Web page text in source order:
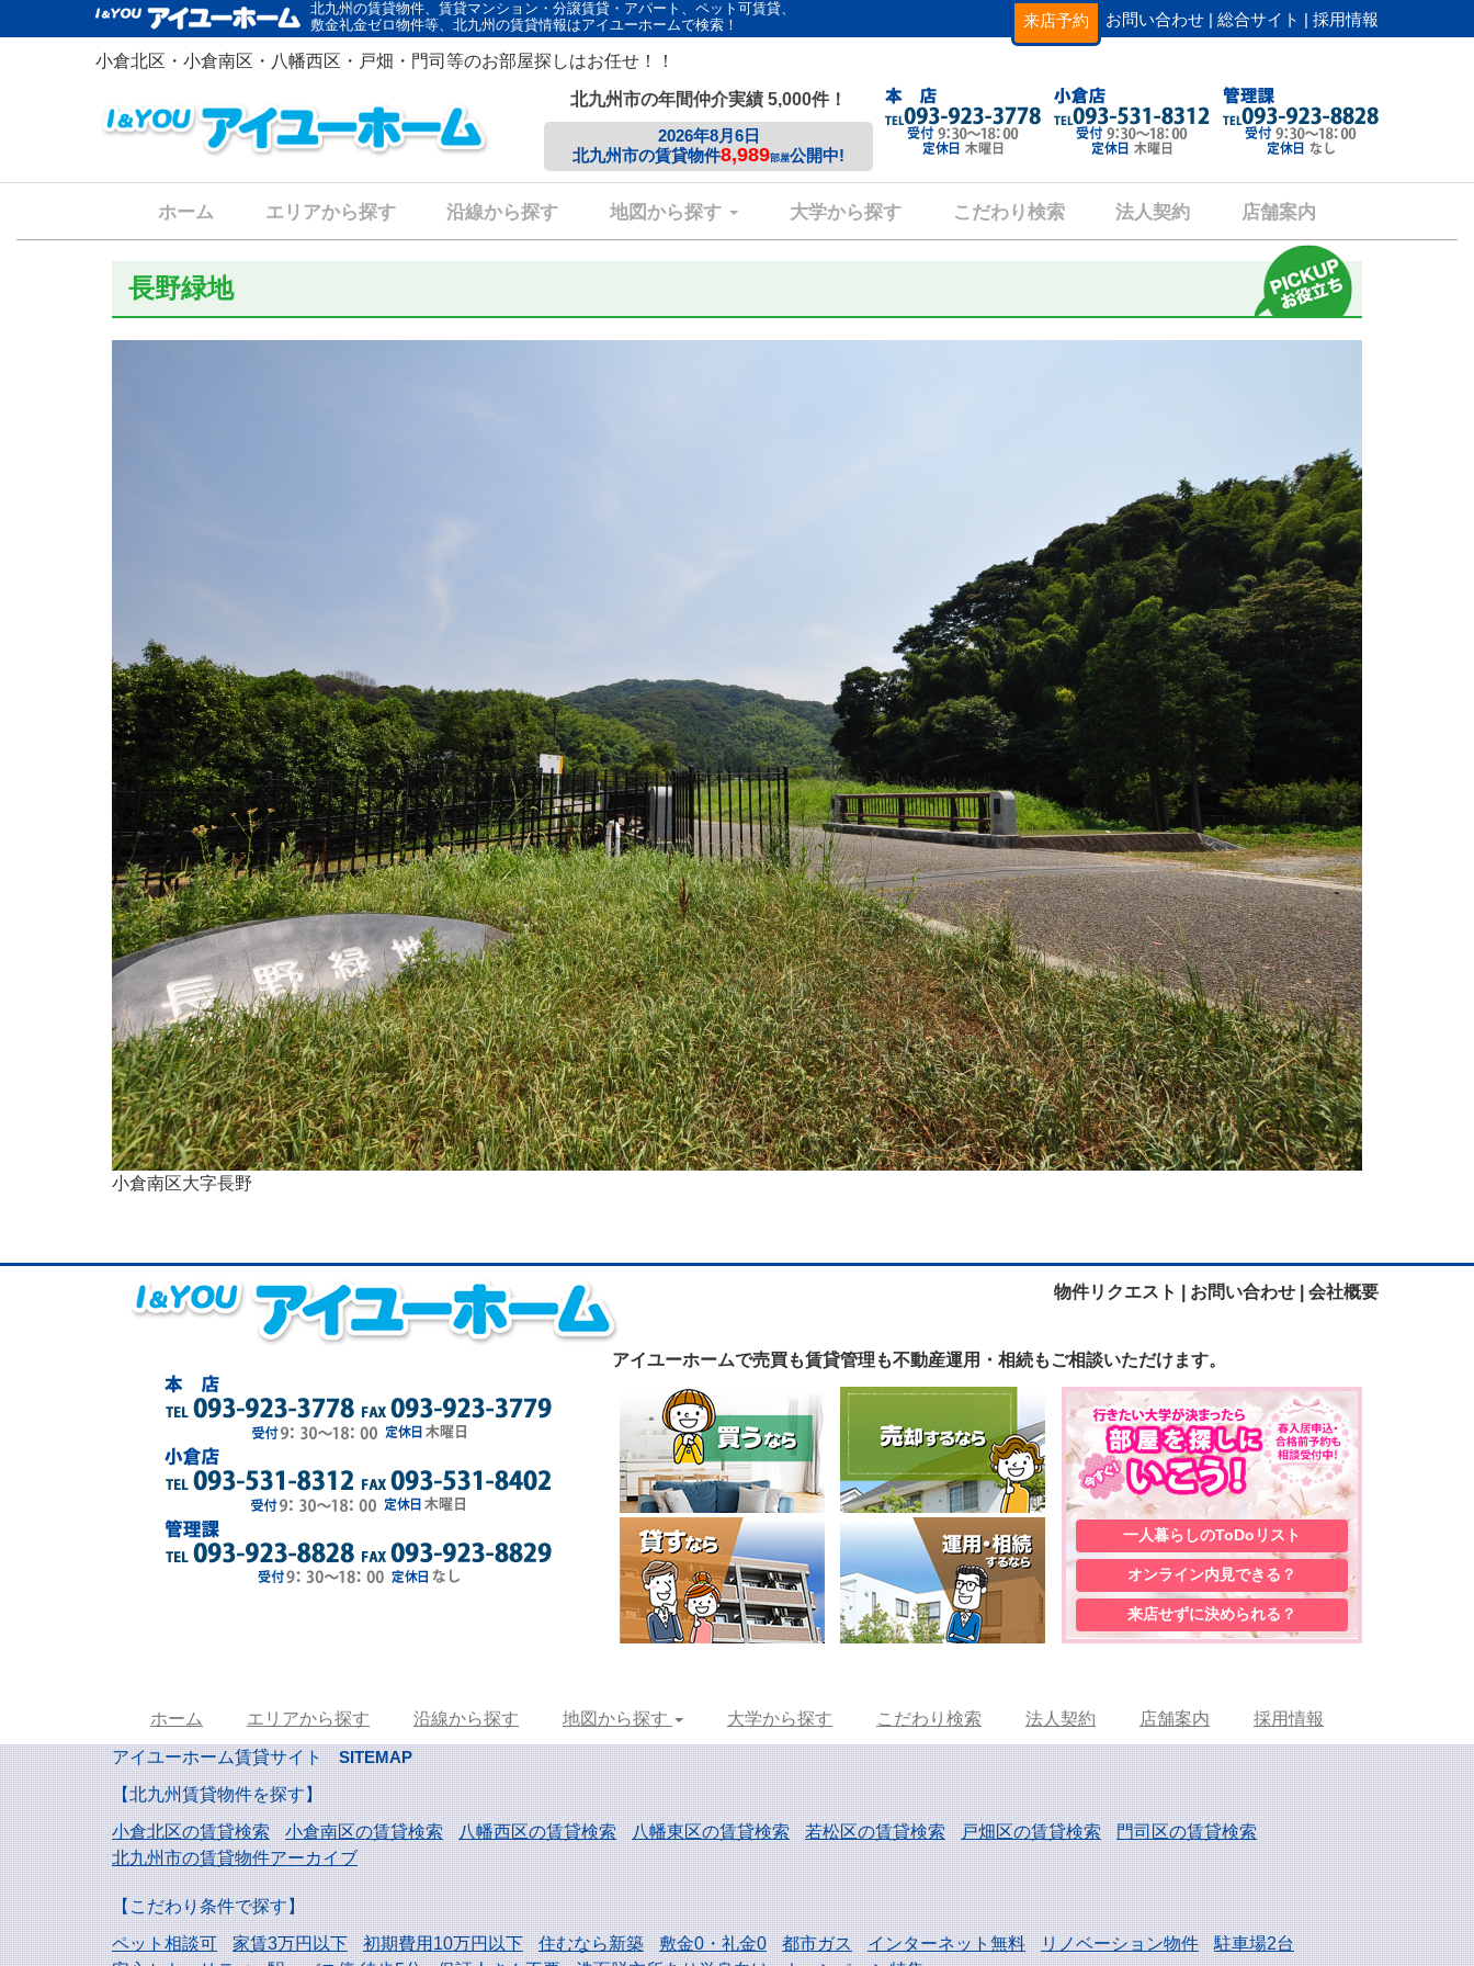
北九州の賃貸物件、賃貸マンション・分譲賃貸・アパート、ペット可賃貸、
敷金礼金ゼロ物件等、北九州の賃貸情報はアイユーホームで検索！
来店予約 お問い合わせ | 総合サイト | 採用情報
小倉北区・小倉南区・八幡西区・戸畑・門司等のお部屋探しはお任せ！！
北九州市の年間仲介実績 5,000件！
2026年8月6日
北九州市の賃貸物件8,989部屋公開中!
ホーム エリアから探す 沿線から探す 地図から探す 大学から探す こだわり検索 法人契約 店舗案内
長野緑地
小倉南区大字長野
物件リクエスト | お問い合わせ | 会社概要
アイユーホームで売買も賃貸管理も不動産運用・相続も ご相談いただけます。
一人暮らしのToDoリスト
オンライン内見できる？
来店せずに決められる？
ホーム エリアから探す 沿線から探す 地図から探す 大学から探す こだわり検索 法人契約 店舗案内 採用情報
アイユーホーム賃貸サイト
SITEMAP
【北九州賃貸物件を探す】
小倉北区の賃貸検索
小倉南区の賃貸検索 八幡西区の賃貸検索 八幡東区の賃貸検索 若松区の賃貸検索 戸畑区の賃貸検索
門司区の賃貸検索
北九州市の賃貸物件アーカイブ
【こだわり条件で探す】
ペット相談可
家賃3万円以下 初期費用10万円以下 住むなら新築 敷金0・礼金0 都市ガス インターネット無料 リノベーション物件
駐車場2台